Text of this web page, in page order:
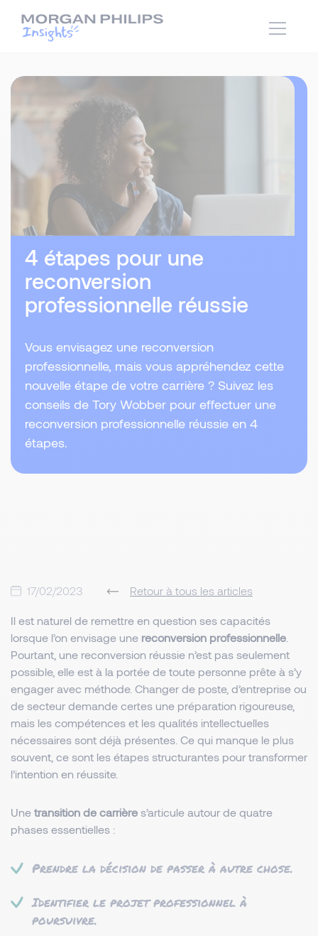
4 étapes pour une
reconversion
professionnelle réussie
Vous envisagez une reconversion
professionnelle, mais vous appréhendez cette
nouvelle étape de votre carrière ? Suivez les
conseils de Tory Wobber pour effectuer une
reconversion professionnelle réussie en 4
étapes.
17/02/2023 Retour à tous les articles
Il est naturel de remettre en question ses capacités
lorsque l’on envisage une reconversion professionnelle
Pourtant, une reconversion réussie n’est pas seulement
possible, elle est à la portée de toute personne prête à s’y
engager avec méthode. Changer de poste, d’entreprise ou
de secteur demande certes une préparation rigoureuse,
mais les compétences et les qualités intellectuelles
nécessaires sont déjà présentes. Ce qui manque le plus
souvent, ce sont les étapes structurantes pour transformer
l’intention en réussite.
Une transition de carrière s’articule autour de quatre
phases essentielles :
Prendre la décision de passer à autre chose.
Identifier le projet professionnel à
poursuivre.